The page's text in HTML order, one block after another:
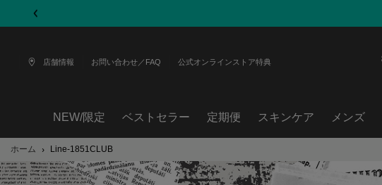
店舗情報 お問い合わせ／FAQ
公式オンラインストア特典
NEW/限定 ベストセラー 定期便 スキンケア メンズ
メインコンテンツ
ホーム Line-1851CLUB